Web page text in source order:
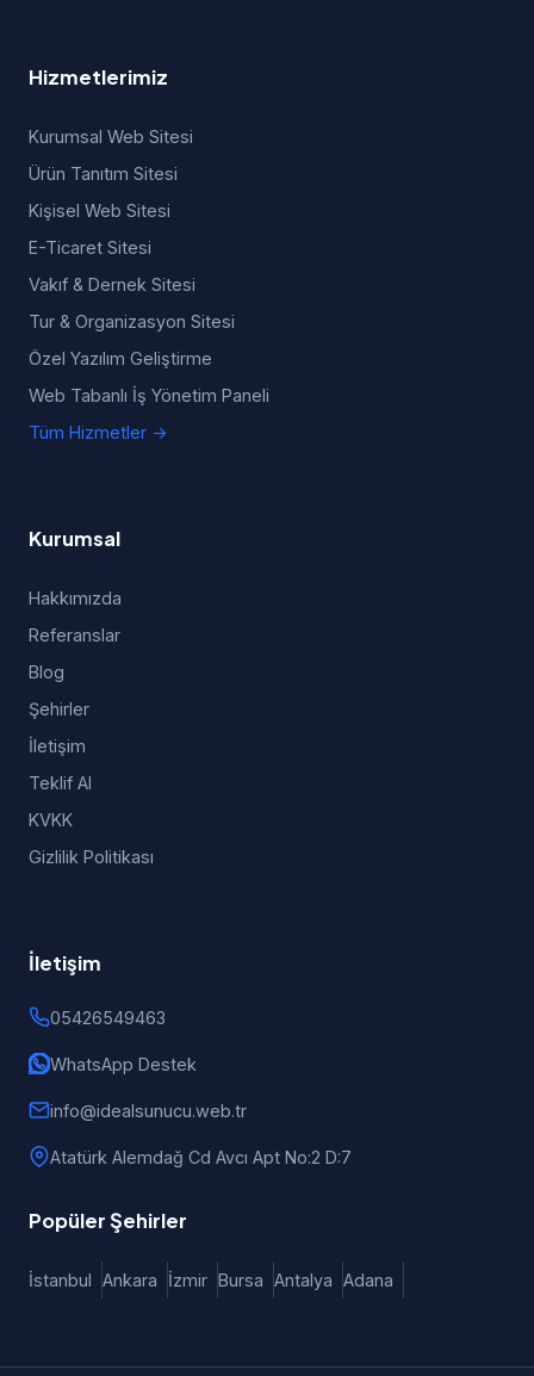
Hizmetlerimiz
Kurumsal Web Sitesi
Ürün Tanıtım Sitesi
Kişisel Web Sitesi
E-Ticaret Sitesi
Vakıf & Dernek Sitesi
Tur & Organizasyon Sitesi
Özel Yazılım Geliştirme
Web Tabanlı İş Yönetim Paneli
Tüm Hizmetler →
Kurumsal
Hakkımızda
Referanslar
Blog
Şehirler
İletişim
Teklif Al
KVKK
Gizlilik Politikası
İletişim
05426549463
WhatsApp Destek
info@idealsunucu.web.tr
Atatürk Alemdağ Cd Avcı Apt No:2 D:7
Popüler Şehirler
İstanbul Ankara İzmir Bursa Antalya Adana